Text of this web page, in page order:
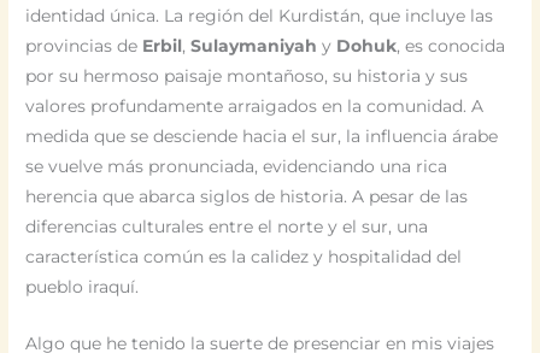
identidad única. La región del Kurdistán, que incluye las
provincias de Erbil,Sulaymaniyah y Dohuk, es conocida
por su hermoso paisaje montañoso, su historia y sus
valores profundamente arraigados en la comunidad. A
medida que se desciende hacia el sur, la influencia árabe
se vuelve más pronunciada, evidenciando una rica
herencia que abarca siglos de historia. A pesar de las
diferencias culturales entre el norte y el sur, una
característica común es la calidez y hospitalidad del
pueblo iraquí.
Algo que he tenido la suerte de presenciar en mis viajes